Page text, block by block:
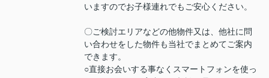
いますのでお子様連れでもご安心ください。
〇ご検討エリアなどの他物件又は、他社に問
い合わせをした物件も当社でまとめてご案内
できます。
○直接お会いする事なくスマートフォンを使っ